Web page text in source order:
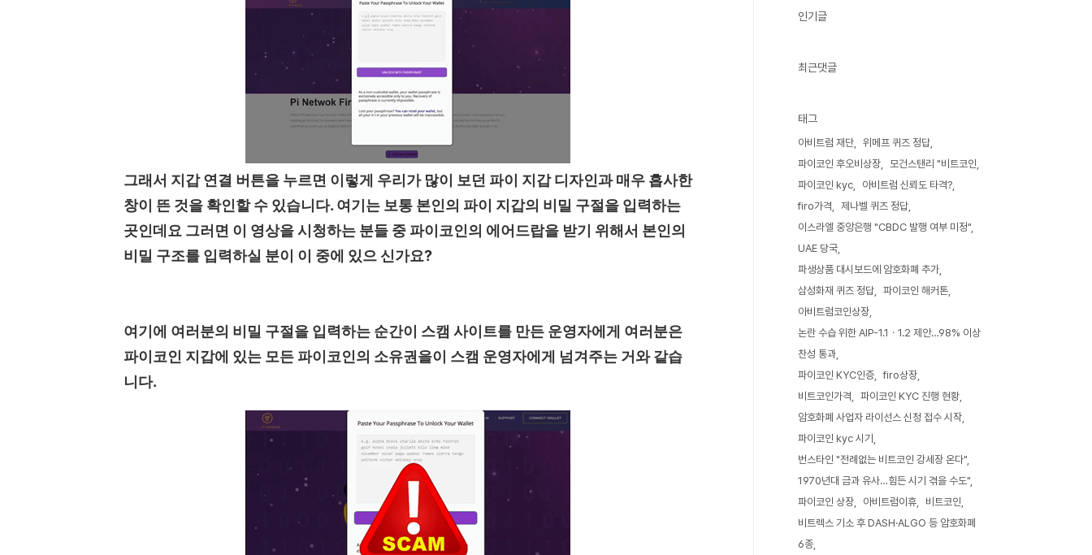
그래서 지갑 연결 버튼을 누르면 이렇게 우리가 많이 보던 파이 지갑 디자인과 매우 흡사한
창이 뜬 것을 확인할 수 있습니다. 여기는 보통 본인의 파이 지갑의 비밀 구절을 입력하는
곳인데요 그러면 이 영상을 시청하는 분들 중 파이코인의 에어드랍을 받기 위해서 본인의
비밀 구조를 입력하실 분이 이 중에 있으 신가요?
여기에 여러분의 비밀 구절을 입력하는 순간이 스캠 사이트를 만든 운영자에게 여러분은
파이코인 지갑에 있는 모든 파이코인의 소유권을이 스캠 운영자에게 넘겨주는 거와 같습
니다.
인기글
최근댓글
태그
아비트럼 재단
위메프 퀴즈 정답
파이코인 후오비상장
모건스탠리 "비트코인
파이코인 kyc
아비트럼 신뢰도 타격?
firo가격
제나벨 퀴즈 정답
이스라엘 중앙은행 "CBDC 발행 여부 미정"
UAE 당국
파생상품 대시보드에 암호화폐 추가
삼성화재 퀴즈 정답
파이코인 해커톤
아비트럼코인상장
논란 수습 위한 AIP-1.1ㆍ1.2 제안…98% 이상
찬성 통과
파이코인 KYC인증
firo상장
비트코인가격
파이코인 KYC 진행 현황
암호화폐 사업자 라이선스 신청 접수 시작
파이코인 kyc 시기
번스타인 "전례없는 비트코인 강세장 온다"
1970년대 금과 유사…힘든 시기 겪을 수도"
파이코인 상장
아비트럼이휴
비트코인
비트렉스 기소 후 DASH·ALGO 등 암호화폐
6종